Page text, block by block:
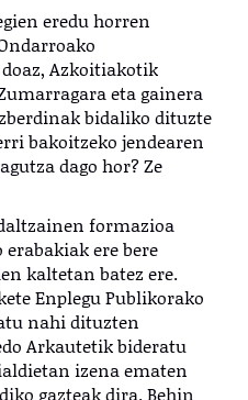
eredu horren
Azkoitiakotik
eta gainera
bidaliko dituzte
bakoitzeko jendearen
dago hor? Ze
formazioa
ere bere
kaltetan batez ere.
Enplegu Publikorako
nahi dituzten
Arkautetik bideratu
izena ematen
gazteak dira. Behin